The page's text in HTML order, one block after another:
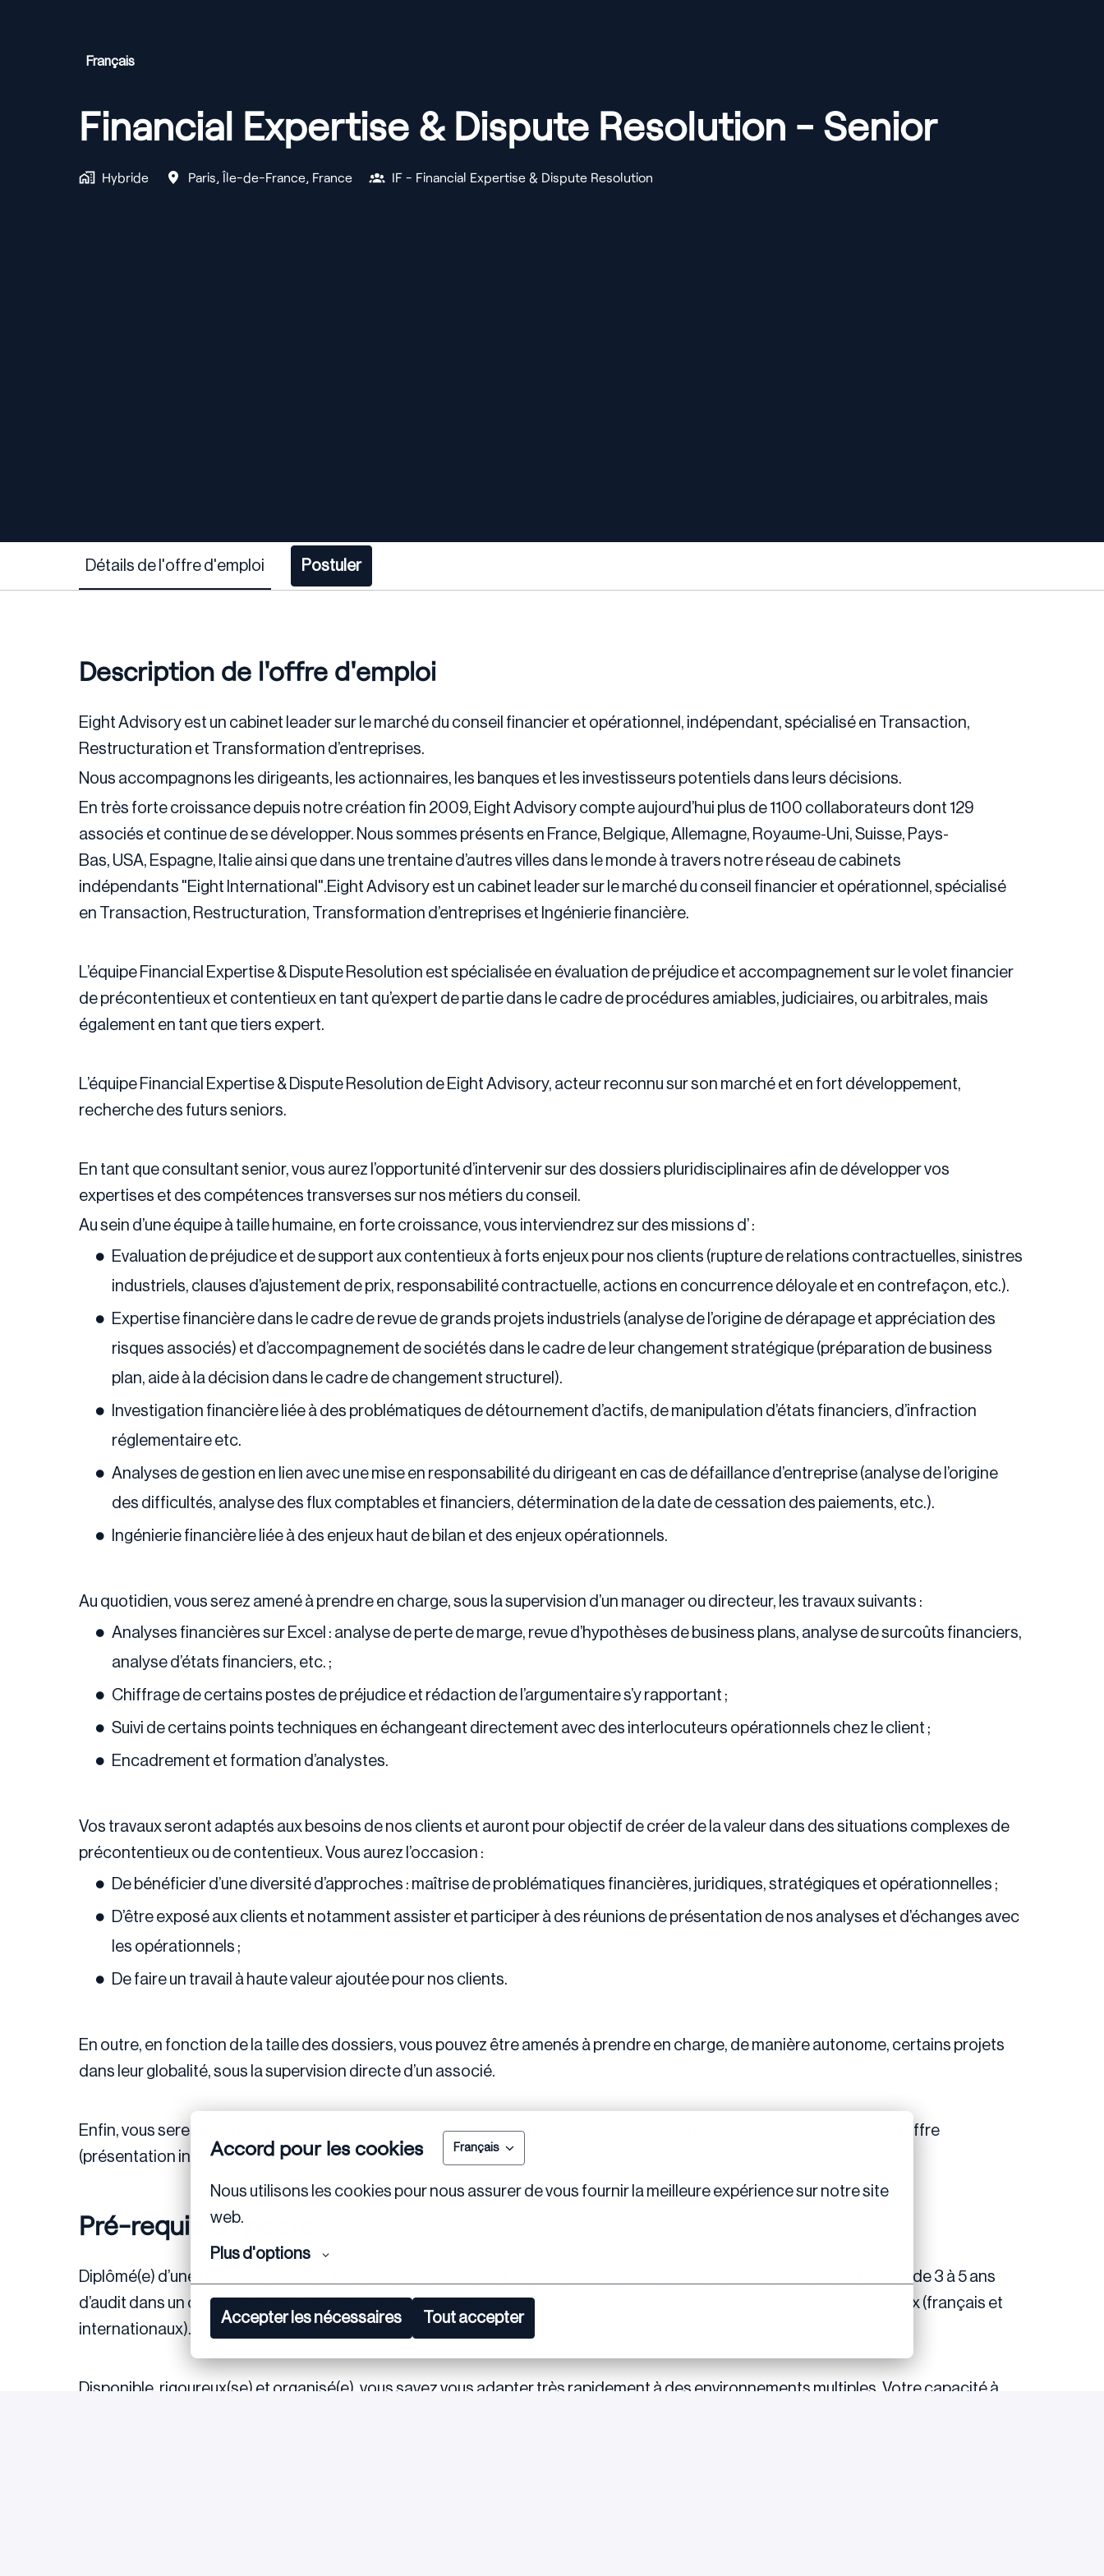
Accord pour les cookies Français
Nous utilisons les cookies pour nous assurer de vous fournir la meilleure expérience sur notre site
web.
Plus d'options
Accepter les nécessaires Tout accepter
Français
Financial Expertise & Dispute Resolution - Senior
Hybride Paris, Île-de-France, France IF - Financial Expertise & Dispute Resolution
Détails de l'offre d'emploi Postuler
Description de l'offre d'emploi
Eight Advisory est un cabinet leader sur le marché du conseil financier et opérationnel, indépendant, spécialisé en Transaction,
Restructuration et Transformation d’entreprises.
Nous accompagnons les dirigeants, les actionnaires, les banques et les investisseurs potentiels dans leurs décisions.
En très forte croissance depuis notre création fin 2009, Eight Advisory compte aujourd’hui plus de 1100 collaborateurs dont 129
associés et continue de se développer. Nous sommes présents en France, Belgique, Allemagne, Royaume-Uni, Suisse, Pays-
Bas, USA, Espagne, Italie ainsi que dans une trentaine d’autres villes dans le monde à travers notre réseau de cabinets
indépendants "Eight International".Eight Advisory est un cabinet leader sur le marché du conseil financier et opérationnel, spécialisé
en Transaction, Restructuration, Transformation d’entreprises et Ingénierie financière.
L’équipe Financial Expertise & Dispute Resolution est spécialisée en évaluation de préjudice et accompagnement sur le volet financier
de précontentieux et contentieux en tant qu’expert de partie dans le cadre de procédures amiables, judiciaires, ou arbitrales, mais
également en tant que tiers expert.
L’équipe Financial Expertise & Dispute Resolution de Eight Advisory, acteur reconnu sur son marché et en fort développement,
recherche des futurs seniors.
En tant que consultant senior, vous aurez l’opportunité d’intervenir sur des dossiers pluridisciplinaires afin de développer vos
expertises et des compétences transverses sur nos métiers du conseil.
Au sein d’une équipe à taille humaine, en forte croissance, vous interviendrez sur des missions d’ :
Evaluation de préjudice et de support aux contentieux à forts enjeux pour nos clients (rupture de relations contractuelles, sinistres
industriels, clauses d’ajustement de prix, responsabilité contractuelle, actions en concurrence déloyale et en contrefaçon, etc.).
Expertise financière dans le cadre de revue de grands projets industriels (analyse de l’origine de dérapage et appréciation des
risques associés) et d’accompagnement de sociétés dans le cadre de leur changement stratégique (préparation de business
plan, aide à la décision dans le cadre de changement structurel).
Investigation financière liée à des problématiques de détournement d’actifs, de manipulation d’états financiers, d’infraction
réglementaire etc.
Analyses de gestion en lien avec une mise en responsabilité du dirigeant en cas de défaillance d’entreprise (analyse de l’origine
des difficultés, analyse des flux comptables et financiers, détermination de la date de cessation des paiements, etc.).
Ingénierie financière liée à des enjeux haut de bilan et des enjeux opérationnels.
Au quotidien, vous serez amené à prendre en charge, sous la supervision d’un manager ou directeur, les travaux suivants :
Analyses financières sur Excel : analyse de perte de marge, revue d’hypothèses de business plans, analyse de surcoûts financiers,
analyse d’états financiers, etc. ;
Chiffrage de certains postes de préjudice et rédaction de l’argumentaire s’y rapportant ;
Suivi de certains points techniques en échangeant directement avec des interlocuteurs opérationnels chez le client ;
Encadrement et formation d’analystes.
Vos travaux seront adaptés aux besoins de nos clients et auront pour objectif de créer de la valeur dans des situations complexes de
précontentieux ou de contentieux. Vous aurez l’occasion :
De bénéficier d’une diversité d’approches : maîtrise de problématiques financières, juridiques, stratégiques et opérationnelles ;
D’être exposé aux clients et notamment assister et participer à des réunions de présentation de nos analyses et d’échanges avec
les opérationnels ;
De faire un travail à haute valeur ajoutée pour nos clients.
En outre, en fonction de la taille des dossiers, vous pouvez être amenés à prendre en charge, de manière autonome, certains projets
dans leur globalité, sous la supervision directe d’un associé.
Enfin, vous serez amenés à participer aux réponses à des appels d’offres ainsi qu’à des projets de développement de l’offre
(présentation interne de l’activité, participation à des événements externes).
Pré-requis du poste
Diplômé(e) d’une formation supérieure (Ecole de commerce, Université ou Ingénieur), vous avez une expérience réussie de 3 à 5 ans
d’audit dans un cabinet international, type Big 4 ou équivalent, en industrie de préférence, ou en gestion des contentieux (français et
internationaux).
Disponible, rigoureux(se) et organisé(e), vous savez vous adapter très rapidement à des environnements multiples. Votre capacité à